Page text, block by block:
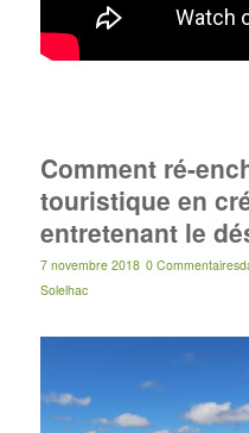
Comment ré-
touristique en
entretenant le
7 novembre 2018 0 Commentaires
Solelhac